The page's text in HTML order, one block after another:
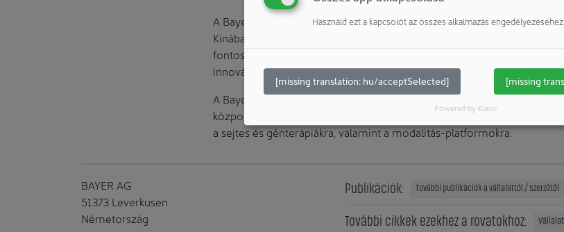
A Bayer Co.Lab Shanghai megnyitása hangsúlyozza a Bayer
Kínában innovációba fektessen, és megerősíti a vállalat azon
fontos piacon. A Bayer Co.Lab révén a Bayer támogatni fogja helyi
innovációk előmozdításában Kínában és világszerte.
A Bayer Co.Lab Berlin 2024 novemberében nyílik meg a vállalat
központjában. Ez a központ a forradalmi felfedezések egyik központja
a sejtes és génterápiákra, valamint a modalitás-platformokra.
BAYER AG
51373 Leverkusen
Németország
Publikációk: További publikációk a vállalattól / szerzőtől
További cikkek ezekhez a rovatokhoz:
Használd ezt a kapcsolót az összes alkalmazás
[missing translation: hu/acceptSelected] [missing
Powered by Klaro!